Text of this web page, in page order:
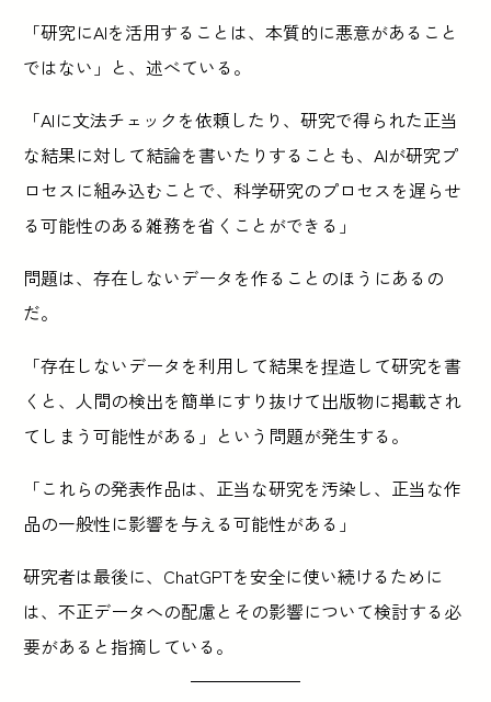
「研究にAIを活用することは、本質的に悪意があること
ではない」と、述べている。
「AIに文法チェックを依頼したり、研究で得られた正当
な結果に対して結論を書いたりすることも、AIが研究プ
ロセスに組み込むことで、科学研究のプロセスを遅らせ
る可能性のある雑務を省くことができる」
問題は、存在しないデータを作ることのほうにあるの
だ。
「存在しないデータを利用して結果を捏造して研究を書
くと、人間の検出を簡単にすり抜けて出版物に掲載され
てしまう可能性がある」という問題が発生する。
「これらの発表作品は、正当な研究を汚染し、正当な作
品の一般性に影響を与える可能性がある」
研究者は最後に、ChatGPTを安全に使い続けるために
は、不正データへの配慮とその影響について検討する必
要があると指摘している。